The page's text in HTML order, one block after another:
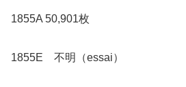
1855A 50,901枚
1855E 不明（essai）